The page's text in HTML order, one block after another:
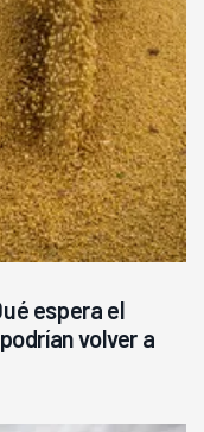
espera el
volver a